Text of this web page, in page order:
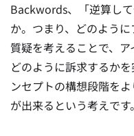
Backwords、「逆算し
か。つまり、どのよう
質疑を考えることで、
どのように訴求するか
ンセプトの構想段階を
が出来るという考えです。